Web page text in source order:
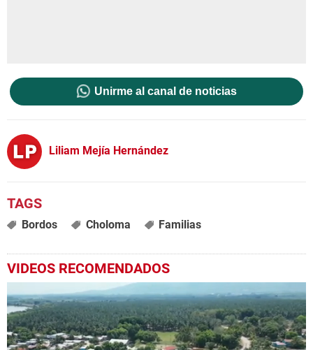
Unirme al canal de noticias
Liliam Mejía Hernández
Bordos Choloma Familias
VIDEOS RECOMENDADOS